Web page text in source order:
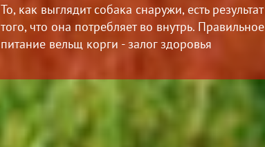
То, как выглядит собака снаружи, есть результат
того, что она потребляет во внутрь. Правильное
питание вельщ корги - залог здоровья